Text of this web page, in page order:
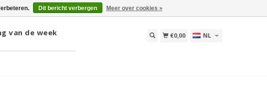
van de week
€0,00 NL
Dit bericht verbergen Meer over cookies »